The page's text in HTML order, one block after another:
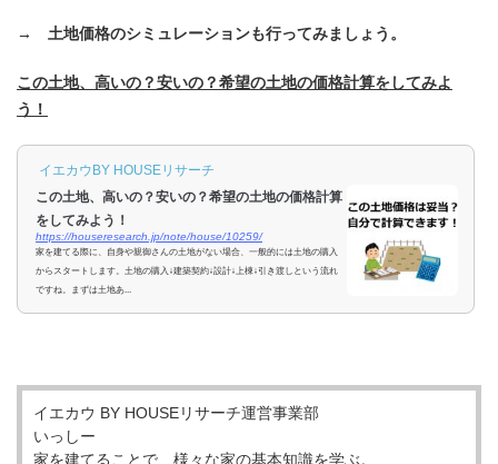
→ 土地価格のシミュレーションも行ってみましょう。
この土地、高いの？安いの？希望の土地の価格計算をしてみよ
う！
イエカウBY HOUSEリサーチ
この土地、高いの？安いの？希望の土地の価格計算
をしてみよう！
https://houseresearch.jp/note/house/10259/
家を建てる際に、自身や親御さんの土地がない場合、一般的には土地の購入
からスタートします。土地の購入↓建築契約↓設計↓上棟↓引き渡しという流れ
ですね。まずは土地あ...
イエカウ BY HOUSEリサーチ運営事業部
いっしー
家を建てることで、様々な家の基本知識を学ぶ。